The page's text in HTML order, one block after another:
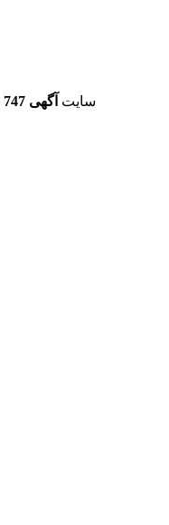
سایت آگهی 747